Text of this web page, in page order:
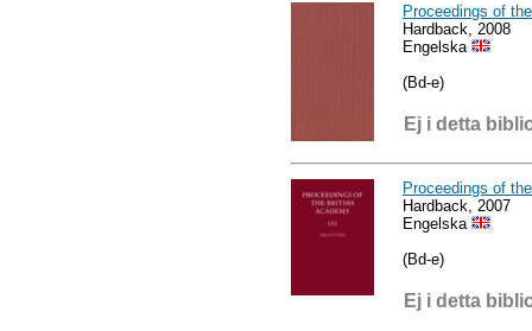
Proceedings of
Hardback, 2008
Engelska
(Bd-e)
Ej i detta
Proceedings of
Hardback, 2007
Engelska
(Bd-e)
Ej i detta